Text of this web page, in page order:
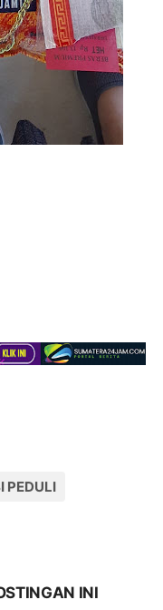
PEDULI
INI